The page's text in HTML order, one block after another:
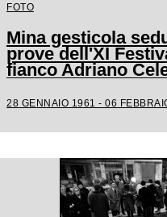
FOTO
Mina gesticola
prove dell'XI
fianco Adriano
28 GENNAIO 1961 - 06